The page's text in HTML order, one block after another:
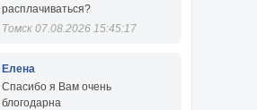
расплачиваться?
Томск 07.08.2026 15:45:17
Елена
Спасибо я Вам очень
блогодарна